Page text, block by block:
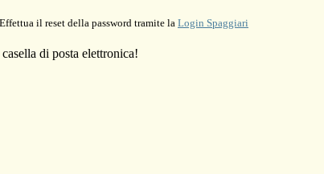
il reset della password tramite la Login Spaggiari
di posta elettronica!